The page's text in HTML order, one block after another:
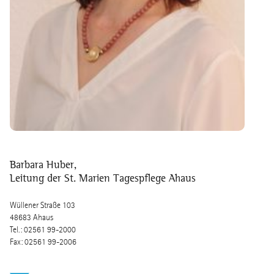
Barbara Huber,
Leitung der St. Marien Tagespflege Ahaus
Wüllener Straße 103
48683 Ahaus
Tel.: 02561 99-2000
Fax: 02561 99-2006